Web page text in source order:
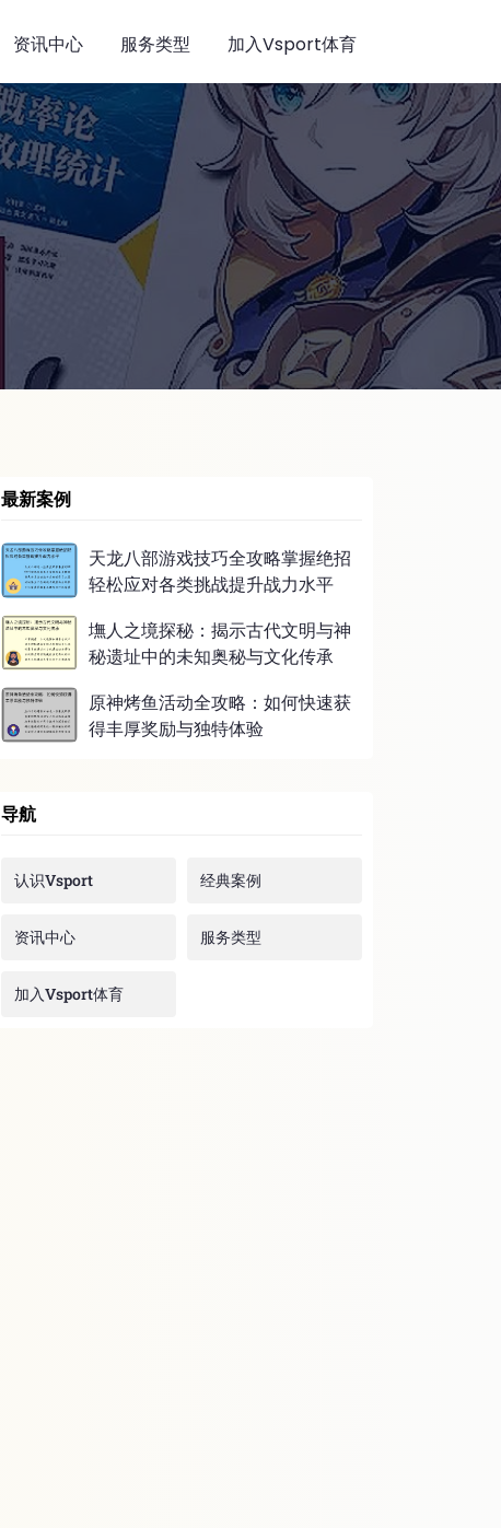
资讯中心 服务类型 加入Vsport体育
最新案例
天龙八部游戏技巧全攻略掌握绝招
轻松应对各类挑战提升战力水平
墲人之境探秘：揭示古代文明与神
秘遗址中的未知奥秘与文化传承
原神烤鱼活动全攻略：如何快速获
得丰厚奖励与独特体验
导航
认识Vsport 经典案例
资讯中心 服务类型
加入Vsport体育